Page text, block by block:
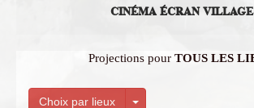
CINÉMA ÉCRAN VILLAGE